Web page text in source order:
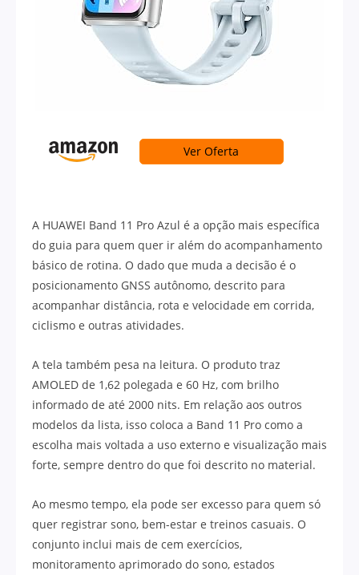
Ver Oferta
A HUAWEI Band 11 Pro Azul é a opção mais específica
do guia para quem quer ir além do acompanhamento
básico de rotina. O dado que muda a decisão é o
posicionamento GNSS autônomo, descrito para
acompanhar distância, rota e velocidade em corrida,
ciclismo e outras atividades.
A tela também pesa na leitura. O produto traz
AMOLED de 1,62 polegada e 60 Hz, com brilho
informado de até 2000 nits. Em relação aos outros
modelos da lista, isso coloca a Band 11 Pro como a
escolha mais voltada a uso externo e visualização mais
forte, sempre dentro do que foi descrito no material.
Ao mesmo tempo, ela pode ser excesso para quem só
quer registrar sono, bem-estar e treinos casuais. O
conjunto inclui mais de cem exercícios,
monitoramento aprimorado do sono, estados